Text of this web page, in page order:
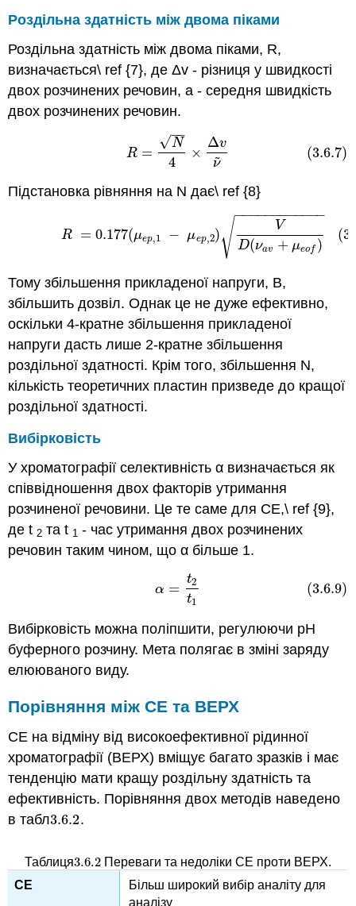
Роздільна здатність між двома піками
Роздільна здатність між двома піками, R,
визначається\ ref {7}, де Δv - різниця у швидкості
двох розчинених речовин, а - середня швидкість
двох розчинених речовин.
R =
N
−−
√
4
×
Δv
ν
~ (3.6.7)
R=N Δvν
Підстановка рівняння на N дає\ ref {8}
R = 0.177(μep,1 − μep,2)
V
D(νav + μeof )
− −
−−−−−−−−−−
√, νa
Тому збільшення прикладеної напруги, В,
збільшить дозвіл. Однак це не дуже ефективно,
оскільки 4-кратне збільшення прикладеної
напруги дасть лише 2-кратне збільшення
роздільної здатності. Крім того, збільшення N,
кількість теоретичних пластин призведе до кращої
роздільної здатності.
Вибірковість
У хроматографії селективність α визначається як
співвідношення двох факторів утримання
розчиненої речовини. Це те саме для CE,\ ref {9},
де t 2 та t 1 - час утримання двох розчинених
речовин таким чином, що α більше 1.
α =
t2
t1
(3.6.9)
=t
Вибірковість можна поліпшити, регулюючи рН
буферного розчину. Мета полягає в зміні заряду
елююваного виду.
Порівняння між CE та ВЕРХ
CE на відміну від високоефективної рідинної
хроматографії (ВЕРХ) вміщує багато зразків і має
тенденцію мати кращу роздільну здатність та
ефективність. Порівняння двох методів наведено
в табл3.6.2
3.6.2.
Більш широкий вибір аналіту для
аналізу
Таблиця3.6.2
3.6.2 Переваги та недоліки CE проти ВЕРХ.